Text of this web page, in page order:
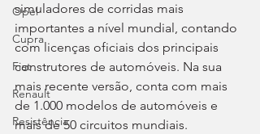
Opel
Cupra
Fiat
Renault
Resistência
simuladores de corridas mais
importantes a nível mundial, contando
com licenças oficiais dos principais
construtores de automóveis. Na sua
mais recente versão, conta com mais
de 1.000 modelos de automóveis e
mais de 50 circuitos mundiais.